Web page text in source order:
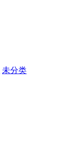
未分类